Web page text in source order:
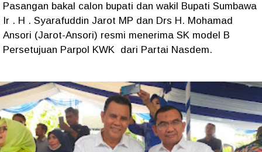
Pasangan bakal calon bupati dan wakil Bupati Sumbawa
Ir . H . Syarafuddin Jarot MP dan Drs H. Mohamad
Ansori (Jarot-Ansori) resmi menerima SK model B
Persetujuan Parpol KWK dari Partai Nasdem.